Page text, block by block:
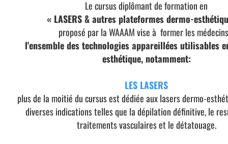
Le cursus diplômant de formation en
« LASERS & autres plateformes dermo-
proposé par la WAAAM vise à former les
l'ensemble des technologies appareillées utilisables
esthétique, notamment:
LES LASERS
plus de la moitié du cursus est dédiée aux lasers dermo-
diverses indications telles que la dépilation définitive, le
traitements vasculaires et le détatouage.